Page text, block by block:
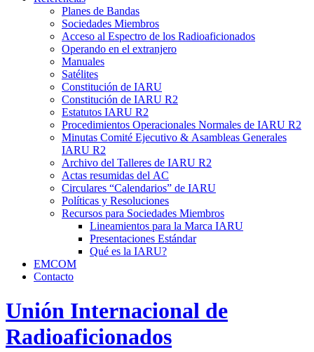
Planes de Bandas
Sociedades Miembros
Acceso al Espectro de los Radioaficionados
Operando en el extranjero
Manuales
Satélites
Constitución de IARU
Constitución de IARU R2
Estatutos IARU R2
Procedimientos Operacionales Normales de IARU R2
Minutas Comité Ejecutivo & Asambleas Generales
IARU R2
Archivo del Talleres de IARU R2
Actas resumidas del AC
Circulares “Calendarios” de IARU
Políticas y Resoluciones
Recursos para Sociedades Miembros
Lineamientos para la Marca IARU
Presentaciones Estándar
Qué es la IARU?
EMCOM
Contacto
Unión Internacional de
Radioaficionados